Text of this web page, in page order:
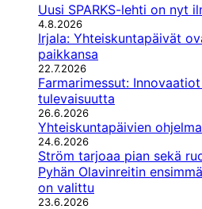
Uusi SPARKS-lehti on nyt
4.8.2026
Irjala: Yhteiskuntapäivät
paikkansa
22.7.2026
Farmarimessut:
tulevaisuutta
26.6.2026
Yhteiskuntapäivien ohjelma
24.6.2026
Ström tarjoaa pian sekä
Pyhän Olavinreitin
on valittu
23.6.2026